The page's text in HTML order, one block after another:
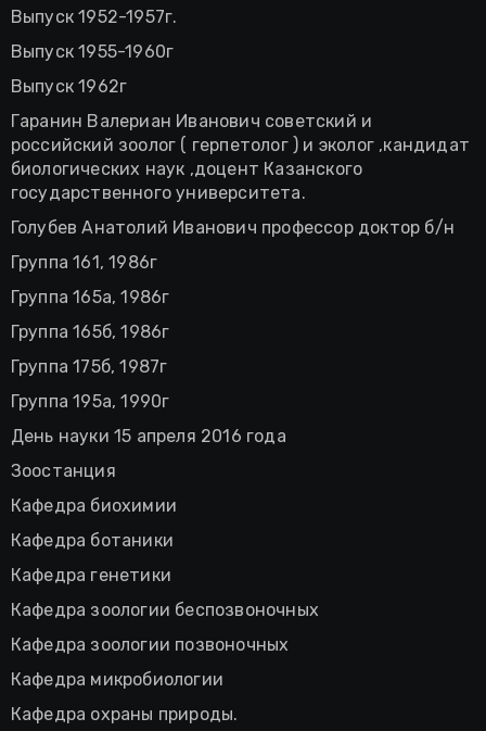
Выпуск 1952-1957г.
Выпуск 1955-1960г
Выпуск 1962г
Гаранин Валериан Иванович советский и
российский зоолог ( герпетолог ) и эколог ,кандидат
биологических наук ,доцент Казанского
государственного университета.
Голубев Анатолий Иванович профессор доктор б/н
Группа 161, 1986г
Группа 165а, 1986г
Группа 165б, 1986г
Группа 175б, 1987г
Группа 195а, 1990г
День науки 15 апреля 2016 года
Зоостанция
Кафедра биохимии
Кафедра ботаники
Кафедра генетики
Кафедра зоологии беспозвоночных
Кафедра зоологии позвоночных
Кафедра микробиологии
Кафедра охраны природы.